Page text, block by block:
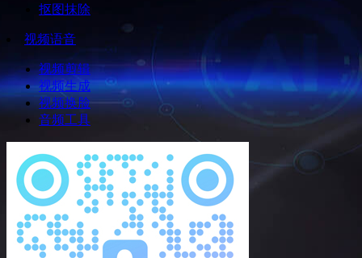
抠图抹除
视频语音
视频剪辑
视频生成
视频换脸
音频工具